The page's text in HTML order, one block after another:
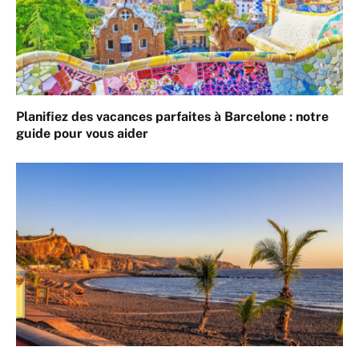
Planifiez des vacances parfaites à Barcelone : notre
guide pour vous aider